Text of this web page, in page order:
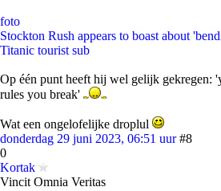
foto
Stockton Rush appears to boast about
Titanic tourist sub
Op één punt heeft hij wel gelijk gekregen:
rules you break'
Wat een ongelofelijke droplul
donderdag 29 juni 2023, 06:51 uur #8
0
Kortak
Vincit Omnia Veritas